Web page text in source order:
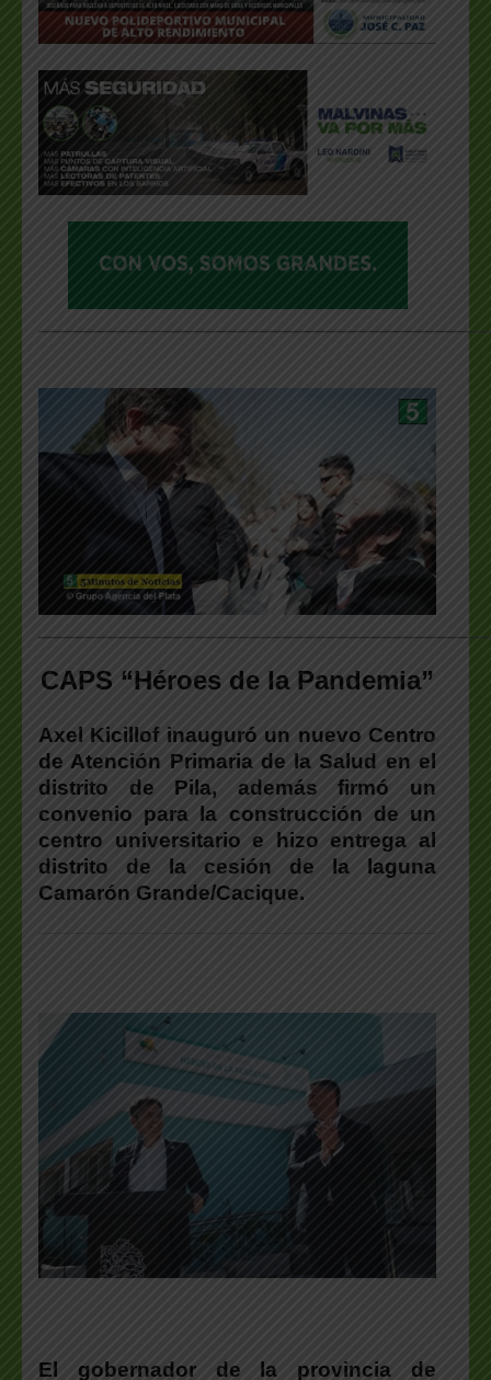
CAPS “Héroes de la Pandemia”
Axel Kicillof inauguró un nuevo Centro
de Atención Primaria de la Salud en el
distrito de Pila, además firmó un
convenio para la construcción de un
centro universitario e hizo entrega al
distrito de la cesión de la laguna
Camarón Grande/Cacique.
El gobernador de la provincia de